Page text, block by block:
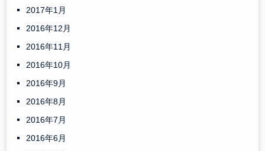
2017年1月
2016年12月
2016年11月
2016年10月
2016年9月
2016年8月
2016年7月
2016年6月